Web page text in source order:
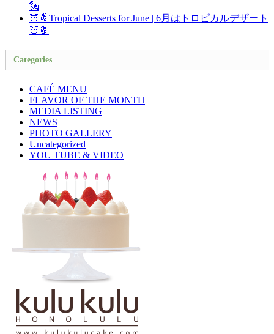
🗽
🍑🍍Tropical Desserts for June | 6月はトロピカルデザート
🍑🍍
Categories
CAFÉ MENU
FLAVOR OF THE MONTH
MEDIA LISTING
NEWS
PHOTO GALLERY
Uncategorized
YOU TUBE & VIDEO